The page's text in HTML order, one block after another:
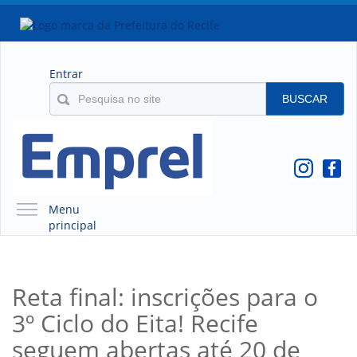
Entrar
BUSCAR
Menu
principal
QUEM SOMOS
O QUE É A EMPREL
HISTÓRICO
VÍDEOS
ORGANOGRAMA
Reta final: inscrições para o
3º Ciclo do Eita! Recife
seguem abertas até 20 de